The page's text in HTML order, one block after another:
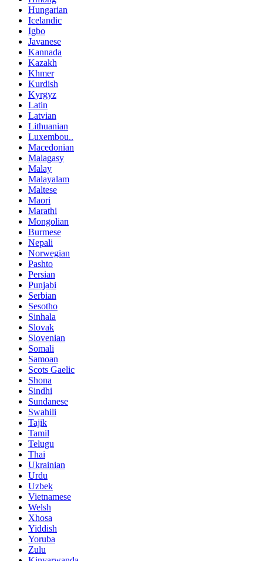
Hungarian
Icelandic
Igbo
Javanese
Kannada
Kazakh
Khmer
Kurdish
Kyrgyz
Latin
Latvian
Lithuanian
Luxembou..
Macedonian
Malagasy
Malay
Malayalam
Maltese
Maori
Marathi
Mongolian
Burmese
Nepali
Norwegian
Pashto
Persian
Punjabi
Serbian
Sesotho
Sinhala
Slovak
Slovenian
Somali
Samoan
Scots Gaelic
Shona
Sindhi
Sundanese
Swahili
Tajik
Tamil
Telugu
Thai
Ukrainian
Urdu
Uzbek
Vietnamese
Welsh
Xhosa
Yiddish
Yoruba
Zulu